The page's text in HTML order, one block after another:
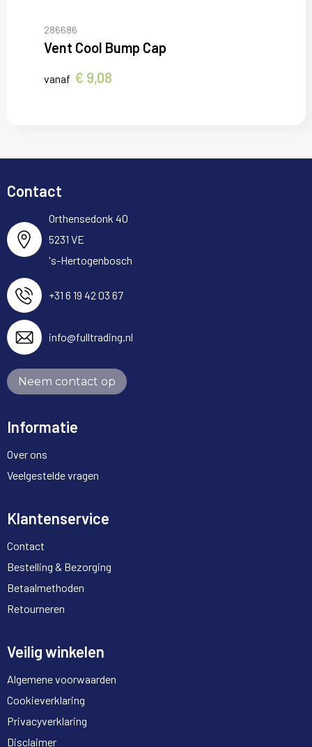
286686
Vent Cool Bump Cap
vanaf € 9,08
Contact
Orthensedonk 40
5231 VE
's-Hertogenbosch
+31 6 19 42 03 67
info@fulltrading.nl
Neem contact op
Informatie
Over ons
Veelgestelde vragen
Klantenservice
Contact
Bestelling & Bezorging
Betaalmethoden
Retourneren
Veilig winkelen
Algemene voorwaarden
Cookieverklaring
Privacyverklaring
Disclaimer